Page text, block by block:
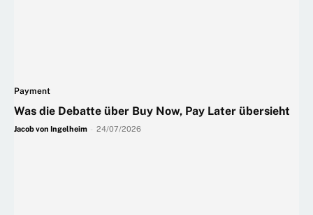
Payment
Was die Debatte über Buy Now, Pay Later übersieht
Jacob von Ingelheim 24/07/2026